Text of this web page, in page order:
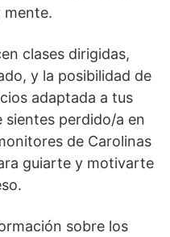
mente.
clases dirigidas,
y la posibilidad de
adaptada a tus
sientes perdido/a en
de Carolinas
guiarte y motivarte
sobre los